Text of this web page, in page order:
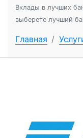
Вклады в лучших
выберете лучший
Главная /